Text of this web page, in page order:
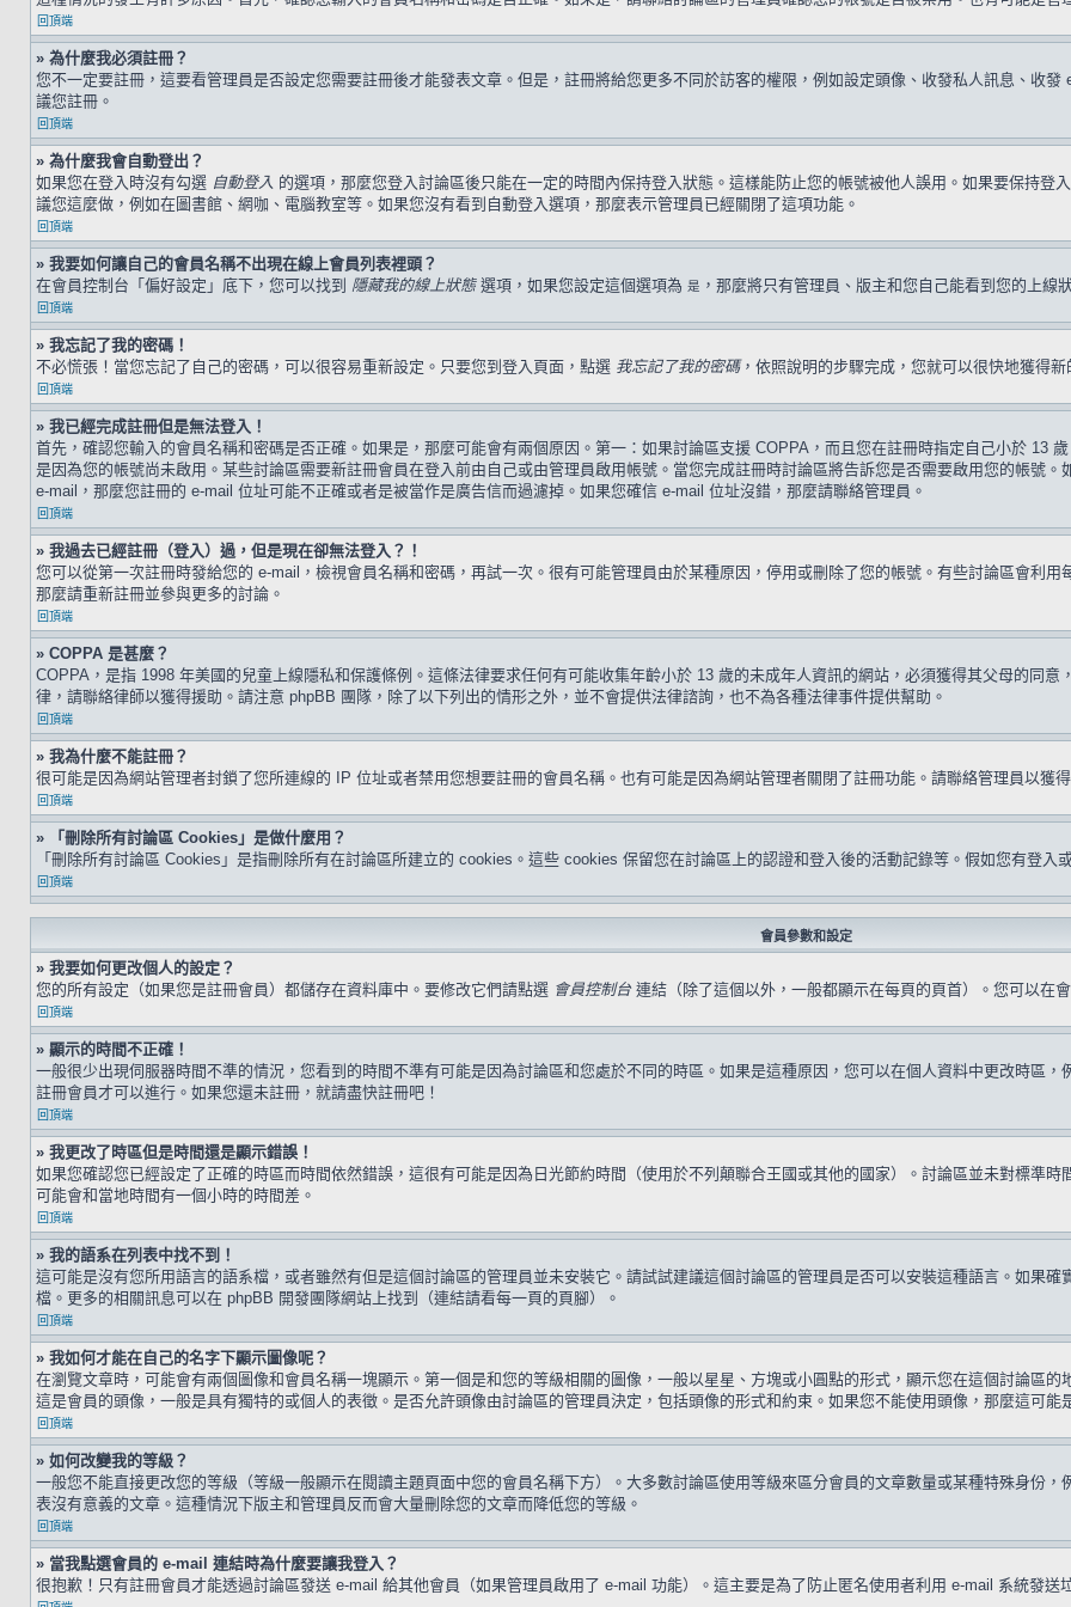
回頂端
» 為什麼我必須註冊？
您不一定要註冊，這要看管理員是否設定您需要註冊後才能發表文章。但是，註冊將給您更多不同於訪客的權限，例如設定頭像、收發私人訊息、收
議您註冊。
回頂端
» 為什麼我會自動登出？
如果您在登入時沒有勾選 自動登入 的選項，那麼您登入討論區後只能在一定的時間內保持登入狀態。這樣能防止您的帳號被他人誤用。如果要保持
議您這麼做，例如在圖書館、網咖、電腦教室等。如果您沒有看到自動登入選項，那麼表示管理員已經關閉了這項功能。
回頂端
» 我要如何讓自己的會員名稱不出現在線上會員列表裡頭？
在會員控制台「偏好設定」底下，您可以找到 隱藏我的線上狀態選項，如果您設定這個選項為 是 ，那麼將只有管理員、版主和您自己能看到您的上線
回頂端
» 我忘記了我的密碼！
不必慌張！當您忘記了自己的密碼，可以很容易重新設定。只要您到登入頁面，點選 我忘記了我的密碼，依照說明的步驟完成，您就可以很快地獲得新
回頂端
» 我已經完成註冊但是無法登入！
首先，確認您輸入的會員名稱和密碼是否正確。如果是，那麼可能會有兩個原因。第一：如果討論區支援 COPPA，而且您在註冊時指定自己小於 13
是因為您的帳號尚未啟用。某些討論區需要新註冊會員在登入前由自己或由管理員啟用帳號。當您完成註冊時討論區將告訴您是否需要啟用您的帳號
e-mail，那麼您註冊的 e-mail 位址可能不正確或者是被當作是廣告信而過濾掉。如果您確信 e-mail 位址沒錯，那麼請聯絡管理員。
回頂端
» 我過去已經註冊（登入）過，但是現在卻無法登入？！
您可以從第一次註冊時發給您的 e-mail，檢視會員名稱和密碼，再試一次。很有可能管理員由於某種原因，停用或刪除了您的帳號。有些討論區會利
那麼請重新註冊並參與更多的討論。
回頂端
» COPPA 是甚麼？
COPPA，是指 1998 年美國的兒童上線隱私和保護條例。這條法律要求任何有可能收集年齡小於 13 歲的未成年人資訊的網站，必須獲得其父母的同
律，請聯絡律師以獲得援助。請注意 phpBB 團隊，除了以下列出的情形之外，並不會提供法律諮詢，也不為各種法律事件提供幫助。
回頂端
» 我為什麼不能註冊？
很可能是因為網站管理者封鎖了您所連線的 IP 位址或者禁用您想要註冊的會員名稱。也有可能是因為網站管理者關閉了註冊功能。請聯絡管理員以獲
回頂端
» 「刪除所有討論區 Cookies」是做什麼用？
「刪除所有討論區 Cookies」是指刪除所有在討論區所建立的 cookies。這些 cookies 保留您在討論區上的認證和登入後的活動記錄等。假如您有登
回頂端
會員參數和設定
» 我要如何更改個人的設定？
您的所有設定（如果您是註冊會員）都儲存在資料庫中。要修改它們請點選 會員控制台連結（除了這個以外，一般都顯示在每頁的頁首）。您可以在
回頂端
» 顯示的時間不正確！
一般很少出現伺服器時間不準的情況，您看到的時間不準有可能是因為討論區和您處於不同的時區。如果是這種原因，您可以在個人資料中更改時區
註冊會員才可以進行。如果您還未註冊，就請盡快註冊吧！
回頂端
» 我更改了時區但是時間還是顯示錯誤！
如果您確認您已經設定了正確的時區而時間依然錯誤，這很有可能是因為日光節約時間（使用於不列顛聯合王國或其他的國家）。討論區並未對標準
可能會和當地時間有一個小時的時間差。
回頂端
» 我的語系在列表中找不到！
這可能是沒有您所用語言的語系檔，或者雖然有但是這個討論區的管理員並未安裝它。請試試建議這個討論區的管理員是否可以安裝這種語言。如果
檔。更多的相關訊息可以在 phpBB 開發團隊網站上找到（連結請看每一頁的頁腳）。
回頂端
» 我如何才能在自己的名字下顯示圖像呢？
在瀏覽文章時，可能會有兩個圖像和會員名稱一塊顯示。第一個是和您的等級相關的圖像，一般以星星、方塊或小圓點的形式，顯示您在這個討論區
這是會員的頭像，一般是具有獨特的或個人的表徵。是否允許頭像由討論區的管理員決定，包括頭像的形式和約束。如果您不能使用頭像，那麼這可
回頂端
» 如何改變我的等級？
一般您不能直接更改您的等級（等級一般顯示在閱讀主題頁面中您的會員名稱下方）。大多數討論區使用等級來區分會員的文章數量或某種特殊身份
表沒有意義的文章。這種情況下版主和管理員反而會大量刪除您的文章而降低您的等級。
回頂端
» 當我點選會員的 e-mail 連結時為什麼要讓我登入？
很抱歉！只有註冊會員才能透過討論區發送 e-mail 給其他會員（如果管理員啟用了 e-mail 功能）。這主要是為了防止匿名使用者利用 e-mail 系統發送